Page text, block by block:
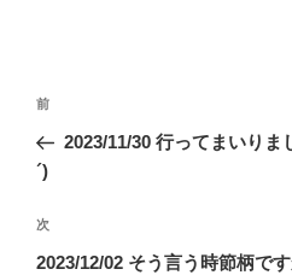
投
ナ
ゲ
ー
前
の
投
前
2023/11/30 行ってまいり
´)
次
の
次
2023/12/02 そう言う時節柄で